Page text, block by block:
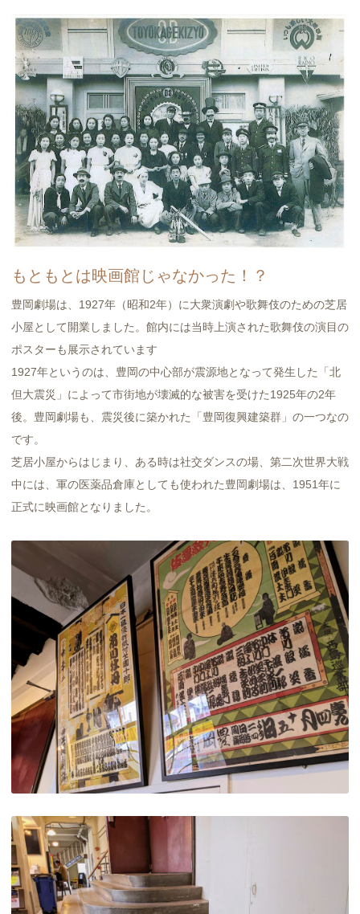
もともとは映画館じゃなかった！？
豊岡劇場は、1927年（昭和2年）に大衆演劇や歌舞伎のための芝居
小屋として開業しました。館内には当時上演された歌舞伎の演目の
ポスターも展示されています
1927年というのは、豊岡の中心部が震源地となって発生した「北
但大震災」によって市街地が壊滅的な被害を受けた1925年の2年
後。豊岡劇場も、震災後に築かれた「豊岡復興建築群」の一つなの
です。
芝居小屋からはじまり、ある時は社交ダンスの場、第二次世界大戦
中には、軍の医薬品倉庫としても使われた豊岡劇場は、1951年に
正式に映画館となりました。